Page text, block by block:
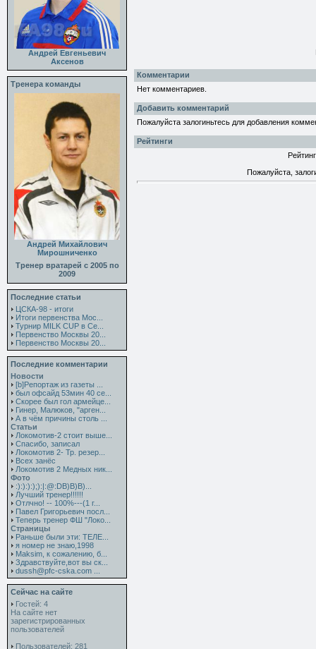
Андрей Евгеньевич
Аксенов
Тренера команды
Андрей Михайлович
Мирошниченко
Тренер вратарей с 2005 по
2009
Последние статьи
ЦСКА-98 - итоги
Итоги первенства Мос...
Турнир MILK CUP в Се...
Первенство Москвы 20...
Первенство Москвы 20...
Последние комментарии
Новости
[b]Репортаж из газеты ...
был офсайд 53мин 40 се...
Скорее был гол армейце...
Гинер, Малюков, "арген...
А в чём причины столь ...
Статьи
Локомотив-2 стоит выше...
Спасибо, записал
Локомотив 2- Тр. резер...
Всех занёс
Локомотив 2 Медных ник...
Фото
:):):):);):|:@:DB)B)B)...
Лучший тренер!!!!!!
Отлчно! -- 100%---(1 г...
Павел Григорьевич посл...
Теперь тренер ФШ "Локо...
Страницы
Раньше были эти: ТЕЛЕ...
я номер не знаю,1998
Maksim, к сожалению, б...
Здравствуйте,вот вы ск...
dussh@pfc-cska.com ...
Сейчас на сайте
Гостей: 4
На сайте нет
зарегистрированных
пользователей
Пользователей: 281
Комментарии
Нет комментариев.
Добавить комментарий
Пожалуйста залогиньтесь для добавления
Рейтинги
Пожалуйста,